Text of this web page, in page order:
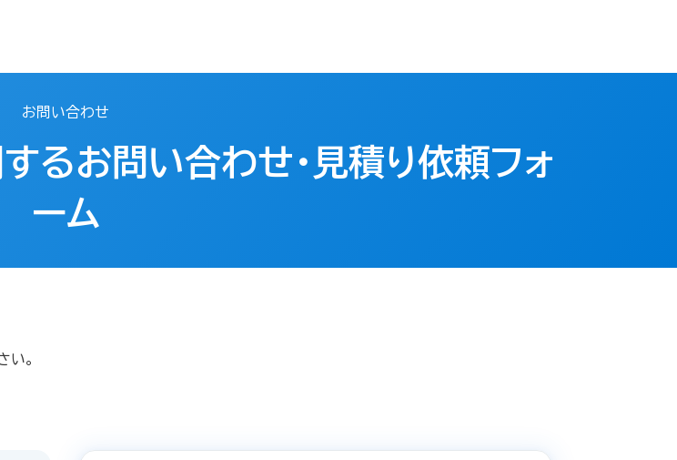
お問い合わせ
るお問い合わせ・見積り依頼フォ
ーム​
い。